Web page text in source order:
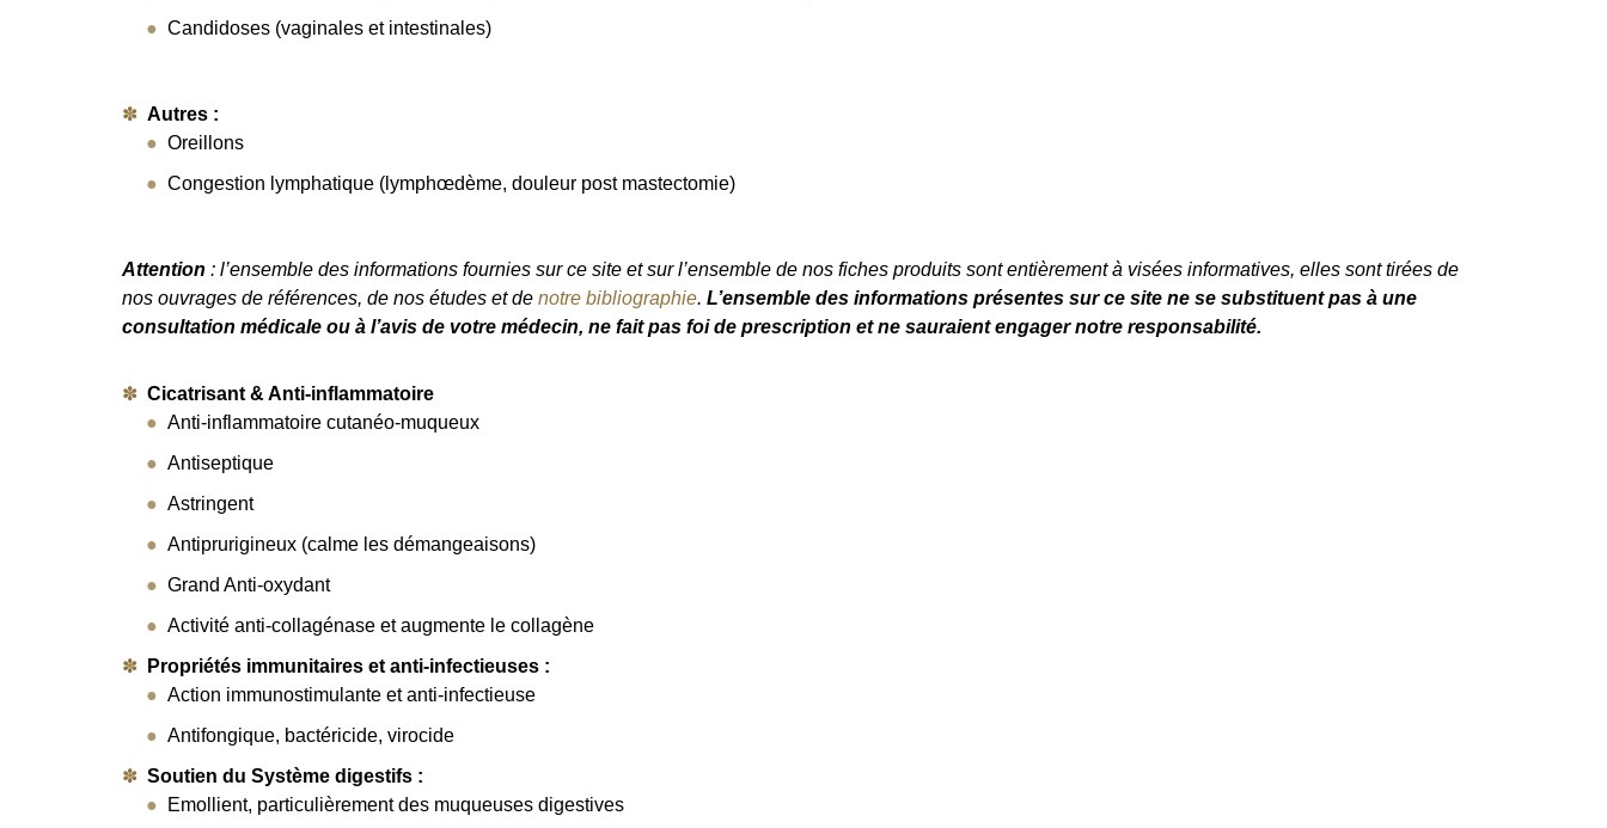
Candidoses (vaginales et intestinales)
Autres :
Oreillons
Congestion lymphatique (lymphœdème, douleur post mastectomie)
Attention : l’ensemble des informations fournies sur ce site et sur l’ensemble de nos fiches produits sont entièrement à visées informatives, elles sont tirées de
nos ouvrages de références, de nos études et de notre bibliographie. L’ensemble des informations présentes sur ce site ne se substituent pas à une
consultation médicale ou à l’avis de votre médecin, ne fait pas foi de prescription et ne sauraient engager notre responsabilité.
Cicatrisant & Anti-inflammatoire
Anti-inflammatoire cutanéo-muqueux
Antiseptique
Astringent
Antiprurigineux (calme les démangeaisons)
Grand Anti-oxydant
Activité anti-collagénase et augmente le collagène
Propriétés immunitaires et anti-infectieuses :
Action immunostimulante et anti-infectieuse
Antifongique, bactéricide, virocide
Soutien du Système digestifs :
Emollient, particulièrement des muqueuses digestives